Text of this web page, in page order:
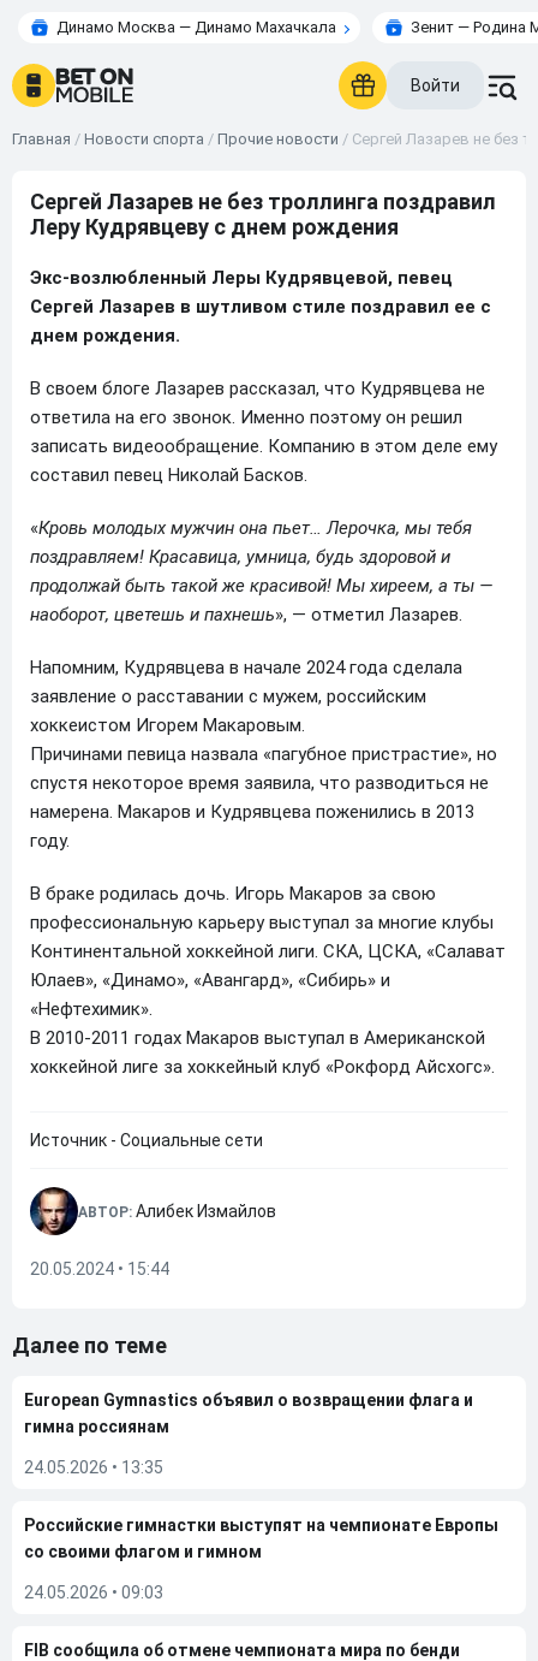
Динамо Москва — Динамо Махачкала Зенит — Родина
Войти
Главная / Новости спорта / Прочие новости / Сергей Лазарев не без
Сергей Лазарев не без троллинга поздравил
Леру Кудрявцеву с днем рождения
Экс-возлюбленный Леры Кудрявцевой, певец
Сергей Лазарев в шутливом стиле поздравил ее с
днем рождения.
В своем блоге Лазарев рассказал, что Кудрявцева не
ответила на его звонок. Именно поэтому он решил
записать видеообращение. Компанию в этом деле ему
составил певец Николай Басков.
«Кровь молодых мужчин она пьет… Лерочка, мы тебя
поздравляем! Красавица, умница, будь здоровой и
продолжай быть такой же красивой! Мы хиреем, а ты —
наоборот, цветешь и пахнешь», — отметил Лазарев.
Напомним, Кудрявцева в начале 2024 года сделала
заявление о расставании с мужем, российским
хоккеистом Игорем Макаровым.
Причинами певица назвала «пагубное пристрастие», но
спустя некоторое время заявила, что разводиться не
намерена. Макаров и Кудрявцева поженились в 2013
году.
В браке родилась дочь. Игорь Макаров за свою
профессиональную карьеру выступал за многие клубы
Континентальной хоккейной лиги. СКА, ЦСКА, «Салават
Юлаев», «Динамо», «Авангард», «Сибирь» и
«Нефтехимик».
В 2010-2011 годах Макаров выступал в Американской
хоккейной лиге за хоккейный клуб «Рокфорд Айсхогс».
Источник - Социальные сети
АВТОР: Алибек Измайлов
20.05.2024 • 15:44
Далее по теме
European Gymnastics объявил о возвращении флага и
гимна россиянам
24.05.2026 • 13:35
Российские гимнастки выступят на чемпионате Европы
со своими флагом и гимном
24.05.2026 • 09:03
FIB сообщила об отмене чемпионата мира по бенди